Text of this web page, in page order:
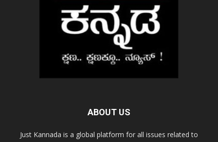
ABOUT US
Just Kannada is a global platform for all issues related to